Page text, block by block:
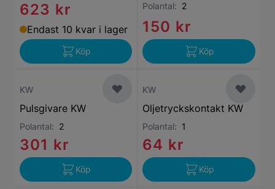
623 kr
Endast 10 kvar i lager
Köp
Polantal: 2
150 kr
Köp
KW
Pulsgivare KW
Polantal: 2
301 kr
Köp
KW
Oljetryckskontakt KW
Polantal: 1
64 kr
Köp